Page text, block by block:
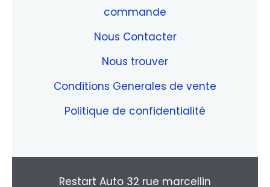
commande
Nous Contacter
Nous trouver
Conditions Generales de vente
Politique de confidentialité
Restart Auto 32 rue marcellin